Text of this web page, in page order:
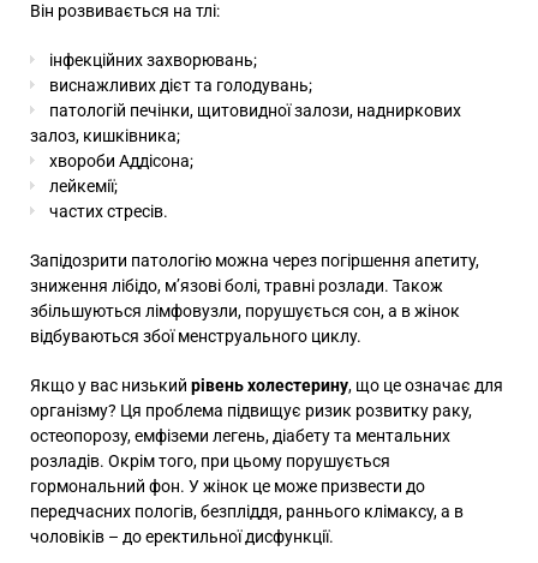
Він розвивається на тлі:
інфекційних захворювань;
виснажливих дієт та голодувань;
патологій печінки, щитовидної залози, надниркових
залоз, кишківника;
хвороби Аддісона;
лейкемії;
частих стресів.
Запідозрити патологію можна через погіршення апетиту,
зниження лібідо, м’язові болі, травні розлади. Також
збільшуються лімфовузли, порушується сон, а в жінок
відбуваються збої менструального циклу.
Якщо у вас низький рівень холестерину, що це означає для
організму? Ця проблема підвищує ризик розвитку раку,
остеопорозу, емфіземи легень, діабету та ментальних
розладів. Окрім того, при цьому порушується
гормональний фон. У жінок це може призвести до
передчасних пологів, безпліддя, раннього клімаксу, а в
чоловіків – до еректильної дисфункції.